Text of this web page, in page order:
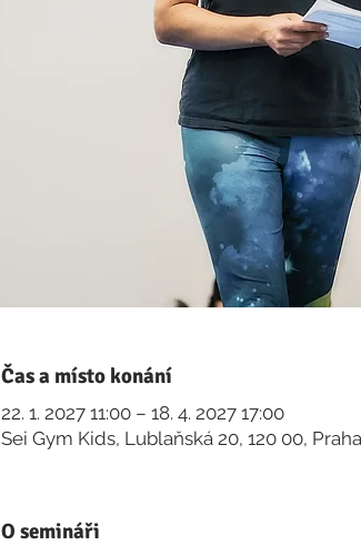
Čas a místo konání
22. 1. 2027 11:00 – 18. 4. 2027 17:00
Sei Gym Kids, Lublaňská 20, 120 00,
O semináři